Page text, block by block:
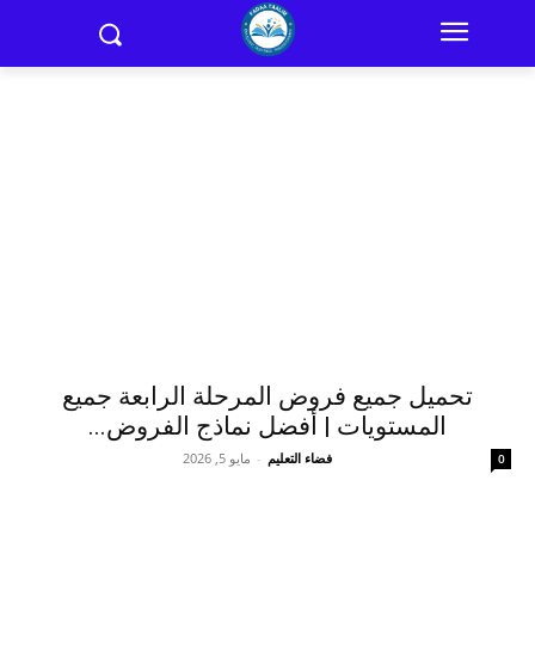
تحميل جميع فروض المرحلة الرابعة جميع
المستويات | أفضل نماذج الفروض...
فضاء التعليم - مايو 5, 2026 0